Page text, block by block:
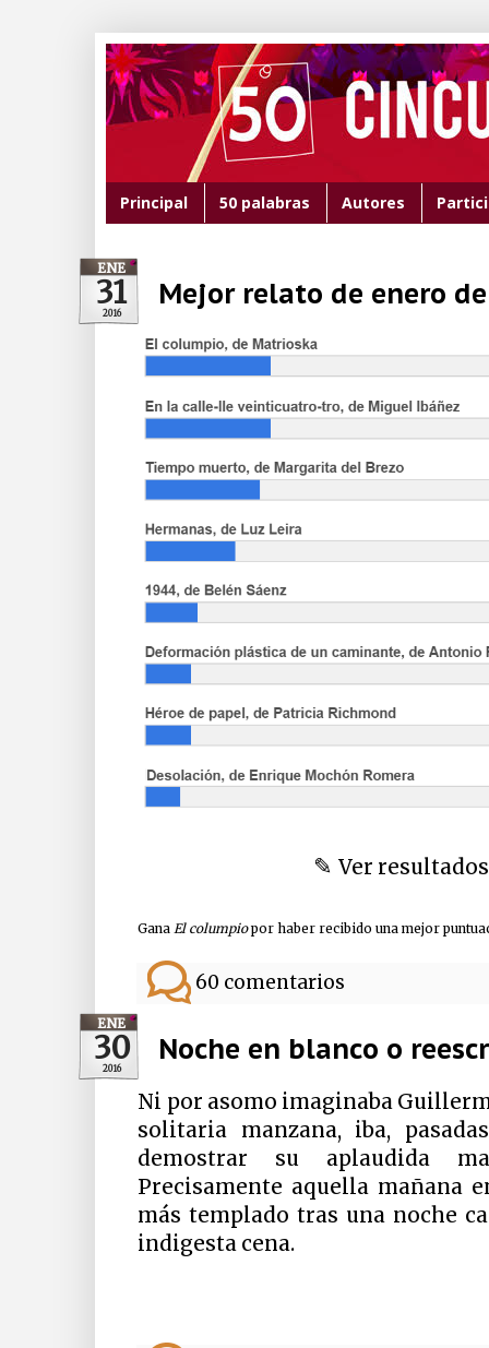
Principal 50 palabras Autores
ENE
31
2016
Mejor relato de enero
✎Ver
Gana El columpiopor haber recibido una mejor
60 comentarios
ENE
30
2016
Noche en blanco o
Ni por asomo imaginaba
solitaria manzana, iba,
demostrar su aplaudida
Precisamente aquella mañana
más templado tras una noche
indigesta cena.